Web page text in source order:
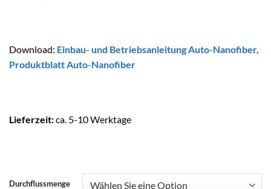
Download: Einbau- und Betriebsanleitung Auto-Nanofiber,
Produktblatt Auto-Nanofiber
Lieferzeit:ca. 5-10 Werktage
Durchflussmenge